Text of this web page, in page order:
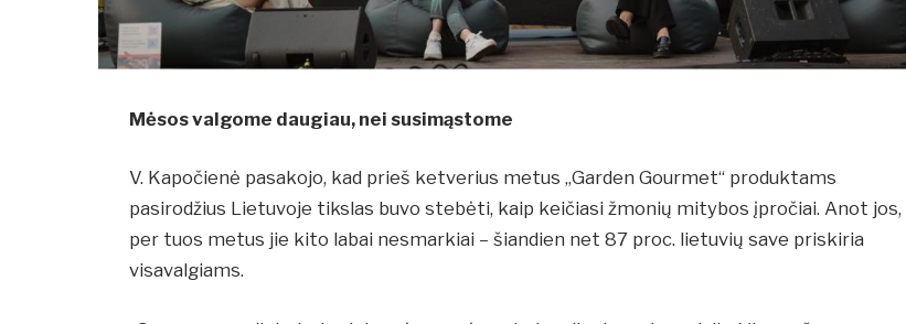
Mėsos valgome daugiau, nei susimąstome
V. Kapočienė pasakojo, kad prieš ketverius metus „Garden Gourmet“ produktams
pasirodžius Lietuvoje tikslas buvo stebėti, kaip keičiasi žmonių mitybos įpročiai. Anot jos,
per tuos metus jie kito labai nesmarkiai – šiandien net 87 proc. lietuvių save priskiria
visavalgiams.